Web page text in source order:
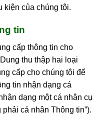
kiện của chúng tôi.
tin
cấp thông tin cho
thu thập hai loại
cấp cho chúng tôi để
tin nhận dạng cá
dạng một cá nhân cụ
cá nhân Thông tin”).